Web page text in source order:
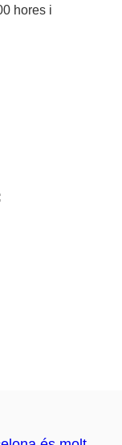
hores i